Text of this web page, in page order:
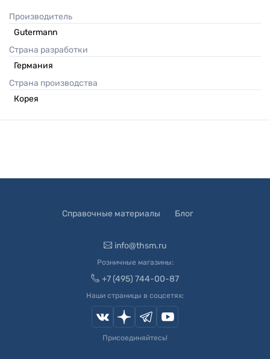
Производитель
Gutermann
Страна разработки
Германия
Страна производства
Корея
Справочные материалы Блог
info@thsm.ru
Розничные магазины:
+7 (495) 744-00-87
Наши страницы в соцсетях:
Присоединяйтесь!